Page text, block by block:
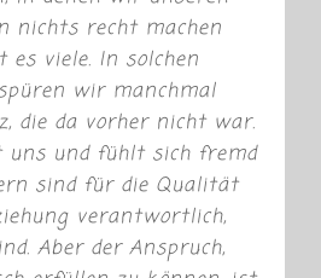
nichts recht machen
es viele. In solchen
wir manchmal
die da vorher nicht war.
uns und fühlt sich fremd
sind für die Qualität
verantwortlich,
Aber der Anspruch,